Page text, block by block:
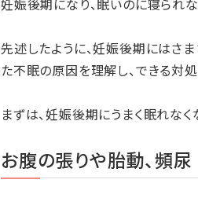
妊娠後期になり、眠いのに寝られ
先述したように、妊娠後期にはさ
た不眠の原因を理解し、できる対
まずは、妊娠後期にうまく眠れな
お腹の張りや胎動、頻尿